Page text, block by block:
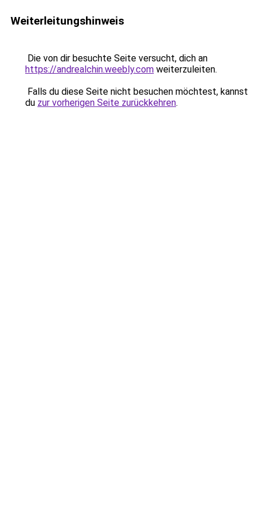
Weiterleitungshinweis
Die von dir besuchte Seite versucht, dich an
https://andrealchin.weebly.com weiterzuleiten.
Falls du diese Seite nicht besuchen möchtest, kannst
du zur vorherigen Seite zurückkehren.